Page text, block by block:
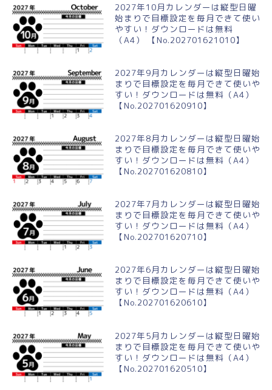
2027年10月カレンダーは縦型日曜
始まりで目標設定を毎月できて使い
やすい！ダウンロードは無料
（A4） 【No.202701621010】
2027年9月カレンダーは縦型日曜始
まりで目標設定を毎月できて使いや
すい！ダウンロードは無料（A4）
【No.202701620910】
2027年8月カレンダーは縦型日曜始
まりで目標設定を毎月できて使いや
すい！ダウンロードは無料（A4）
【No.202701620810】
2027年7月カレンダーは縦型日曜始
まりで目標設定を毎月できて使いや
すい！ダウンロードは無料（A4）
【No.202701620710】
2027年6月カレンダーは縦型日曜始
まりで目標設定を毎月できて使いや
すい！ダウンロードは無料（A4）
【No.202701620610】
2027年5月カレンダーは縦型日曜始
まりで目標設定を毎月できて使いや
すい！ダウンロードは無料（A4）
【No.202701620510】